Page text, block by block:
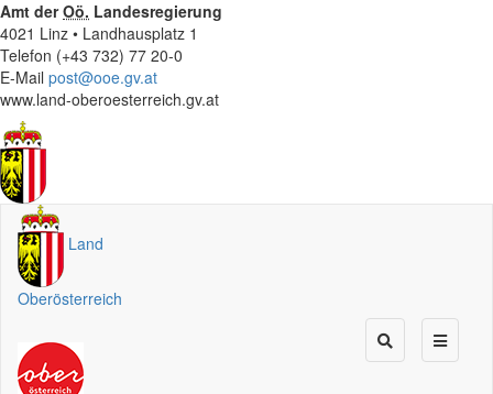
Amt derOö. Landesregierung
4021 Linz • Landhausplatz 1
Telefon (+43 732) 77 20-0
E-Mail post@ooe.gv.at
www.land-oberoesterreich.gv.at
Land
Oberösterreich